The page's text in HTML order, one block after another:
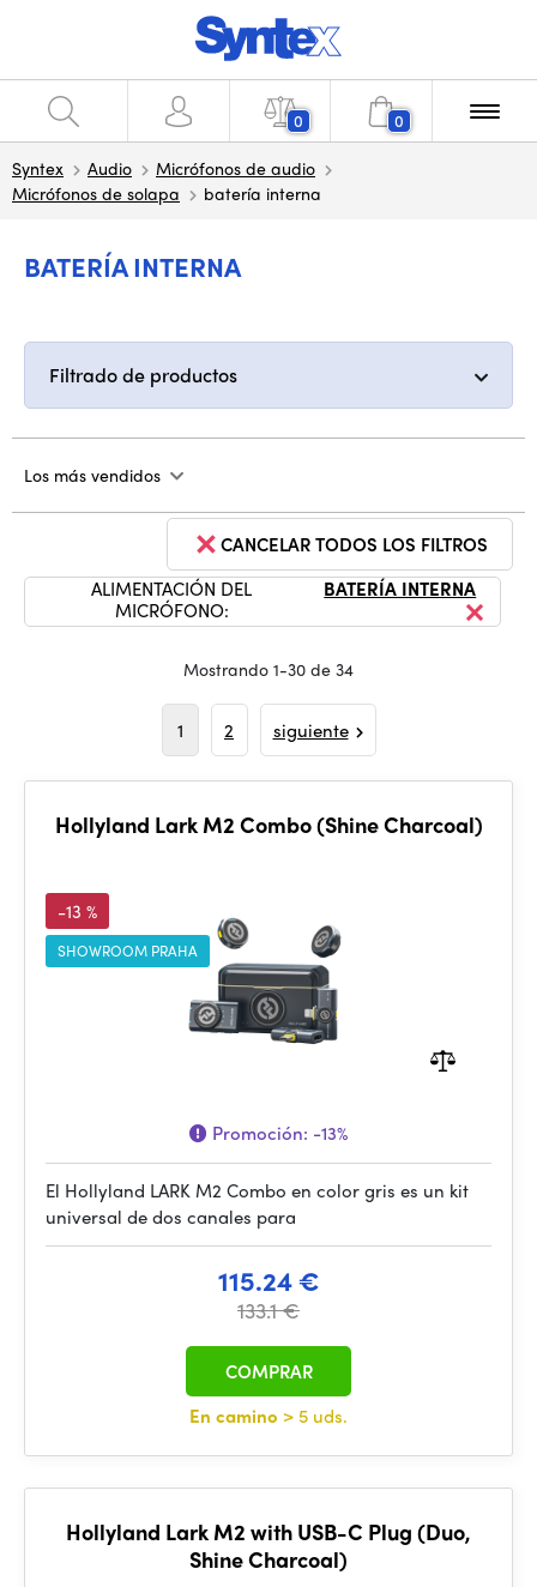
0 0
Syntex Audio
Micrófonos de audio
Micrófonos de solapa
batería interna
BATERÍA INTERNA
Filtrado de productos
Los más vendidos
CANCELAR TODOS LOS FILTROS
ALIMENTACIÓN DEL
MICRÓFONO:
BATERÍA INTERNA
Mostrando 1-30 de 34
1 2 siguiente
Hollyland Lark M2 Combo (Shine Charcoal)
-13 %
SHOWROOM PRAHA
Promoción: -13%
El Hollyland LARK M2 Combo en color gris es un kit
universal de dos canales para
115.24 €
133.1 €
En camino > 5 uds.
COMPRAR
Hollyland Lark M2 with USB-C Plug (Duo,
Shine Charcoal)